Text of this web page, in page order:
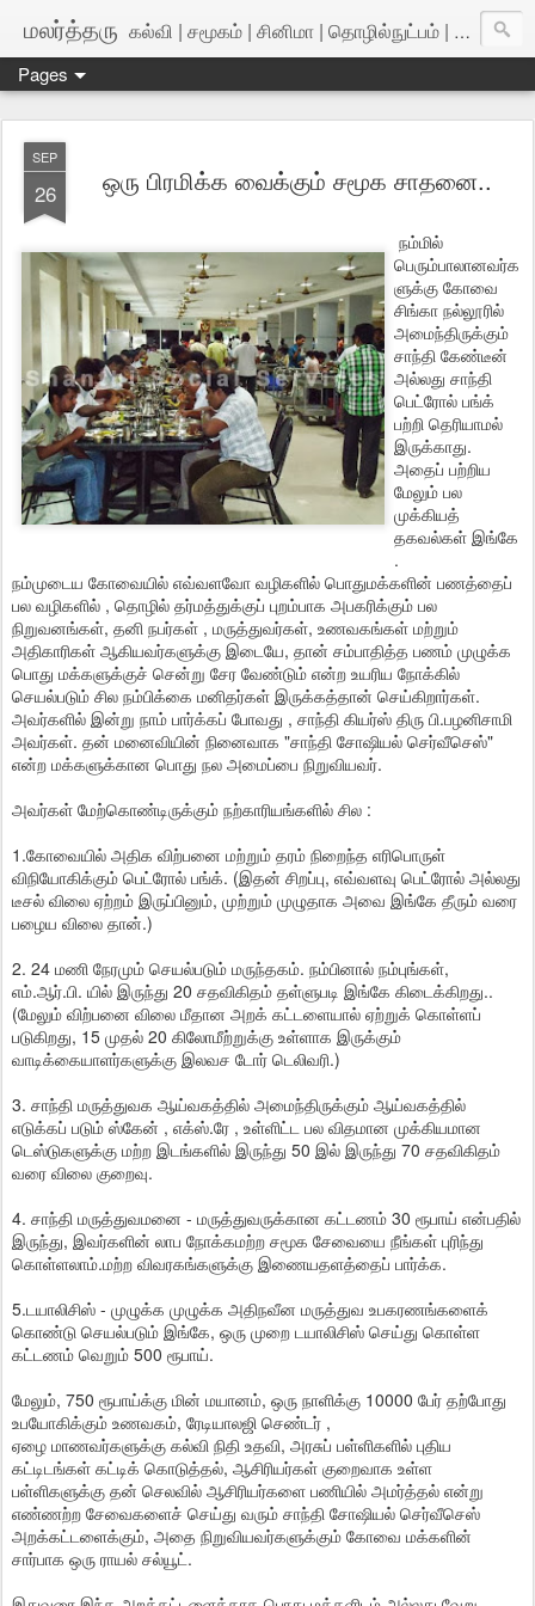
மலர்த்தரு கல்வி | சமூகம் | சினிமா | தொழில்நுட்பம் | அறிவியல்
Pages
SEP
26 ஒரு பிரமிக்க வைக்கும் சமூக சாதனை..
நம்மில்
பெரும்பாலானவர்க
ளுக்கு கோவை
சிங்கா நல்லூரில்
அமைந்திருக்கும்
சாந்தி கேண்டீன்
அல்லது சாந்தி
பெட்ரோல் பங்க்
பற்றி தெரியாமல்
இருக்காது.
அதைப் பற்றிய
மேலும் பல
முக்கியத்
தகவல்கள் இங்கே
.
நம்முடைய கோவையில் எவ்வளவோ வழிகளில் பொதுமக்களின் பணத்தைப்
பல வழிகளில் , தொழில் தர்மத்துக்குப் புறம்பாக அபகரிக்கும் பல
நிறுவனங்கள், தனி நபர்கள் , மருத்துவர்கள், உணவகங்கள் மற்றும்
அதிகாரிகள் ஆகியவர்களுக்கு இடையே, தான் சம்பாதித்த பணம் முழுக்க
பொது மக்களுக்குச் சென்று சேர வேண்டும் என்ற உயரிய நோக்கில்
செயல்படும் சில நம்பிக்கை மனிதர்கள் இருக்கத்தான் செய்கிறார்கள்.
அவர்களில் இன்று நாம் பார்க்கப் போவது , சாந்தி கியர்ஸ் திரு பி.பழனிசாமி
அவர்கள். தன் மனைவியின் நினைவாக "சாந்தி சோஷியல் செர்வீசெஸ்"
என்ற மக்களுக்கான பொது நல அமைப்பை நிறுவியவர்.
அவர்கள் மேற்கொண்டிருக்கும் நற்காரியங்களில் சில :
1.கோவையில் அதிக விற்பனை மற்றும் தரம் நிறைந்த எரிபொருள்
விநியோகிக்கும் பெட்ரோல் பங்க். (இதன் சிறப்பு, எவ்வளவு பெட்ரோல் அல்லது
டீசல் விலை ஏற்றம் இருப்பினும், முற்றும் முழுதாக அவை இங்கே தீரும் வரை
பழைய விலை தான்.)
2. 24 மணி நேரமும் செயல்படும் மருந்தகம். நம்பினால் நம்புங்கள்,
எம்.ஆர்.பி. யில் இருந்து 20 சதவிகிதம் தள்ளுபடி இங்கே கிடைக்கிறது..
(மேலும் விற்பனை விலை மீதான அறக் கட்டளையால் ஏற்றுக் கொள்ளப்
படுகிறது, 15 முதல் 20 கிலோமீற்றுக்கு உள்ளாக இருக்கும்
வாடிக்கையாளர்களுக்கு இலவச டோர் டெலிவரி.)
3. சாந்தி மருத்துவக ஆய்வகத்தில் அமைந்திருக்கும் ஆய்வகத்தில்
எடுக்கப் படும் ஸ்கேன் , எக்ஸ்.ரே , உள்ளிட்ட பல விதமான முக்கியமான
டெஸ்டுகளுக்கு மற்ற இடங்களில் இருந்து 50 இல் இருந்து 70 சதவிகிதம்
வரை விலை குறைவு.
4. சாந்தி மருத்துவமனை - மருத்துவருக்கான கட்டணம் 30 ரூபாய் என்பதில்
இருந்து, இவர்களின் லாப நோக்கமற்ற சமூக சேவையை நீங்கள் புரிந்து
கொள்ளலாம்.மற்ற விவரகங்களுக்கு இணையதளத்தைப் பார்க்க.
5.டயாலிசிஸ் - முழுக்க முழுக்க அதிநவீன மருத்துவ உபகரணங்களைக்
கொண்டு செயல்படும் இங்கே, ஒரு முறை டயாலிசிஸ் செய்து கொள்ள
கட்டணம் வெறும் 500 ரூபாய்.
மேலும், 750 ரூபாய்க்கு மின் மயானம், ஒரு நாளிக்கு 10000 பேர் தற்போது
உபயோகிக்கும் உணவகம், ரேடியாலஜி செண்டர் ,
ஏழை மாணவர்களுக்கு கல்வி நிதி உதவி, அரசுப் பள்ளிகளில் புதிய
கட்டிடங்கள் கட்டிக் கொடுத்தல், ஆசிரியர்கள் குறைவாக உள்ள
பள்ளிகளுக்கு தன் செலவில் ஆசிரியர்களை பணியில் அமர்த்தல் என்று
எண்ணற்ற சேவைகளைச் செய்து வரும் சாந்தி சோஷியல் செர்வீசெஸ்
அறக்கட்டளைக்கும், அதை நிறுவியவர்களுக்கும் கோவை மக்களின்
சார்பாக ஒரு ராயல் சல்யூட்.